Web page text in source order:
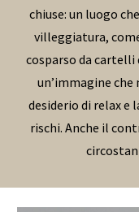
chiuse: un luogo
villeggiatura,
cosparso da cartelli
un’immagine
desiderio di relax e
rischi. Anche il